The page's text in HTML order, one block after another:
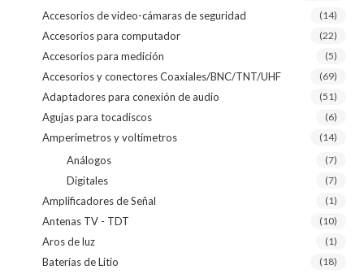
Accesorios de video-cámaras de seguridad (14)
Accesorios para computador (22)
Accesorios para medición (5)
Accesorios y conectores Coaxiales/BNC/TNT/UHF (69)
Adaptadores para conexión de audio (51)
Agujas para tocadiscos (6)
Amperímetros y voltímetros (14)
Análogos (7)
Digitales (7)
Amplificadores de Señal (1)
Antenas TV - TDT (10)
Aros de luz (1)
Baterías de Litio (18)